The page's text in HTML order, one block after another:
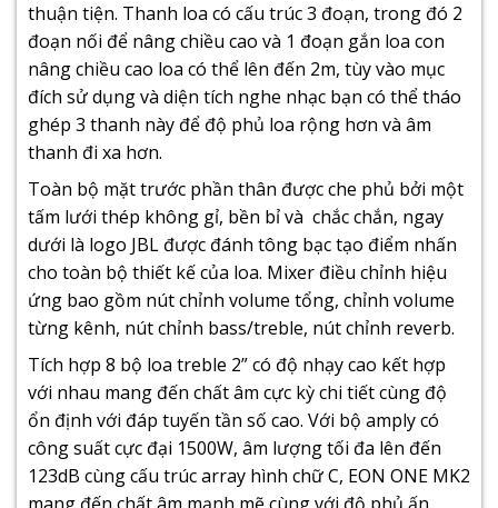
thuận tiện. Thanh loa có cấu trúc 3 đoạn, trong đó 2
đoạn nối để nâng chiều cao và 1 đoạn gắn loa con
nâng chiều cao loa có thể lên đến 2m, tùy vào mục
đích sử dụng và diện tích nghe nhạc bạn có thể tháo
ghép 3 thanh này để độ phủ loa rộng hơn và âm
thanh đi xa hơn.
Toàn bộ mặt trước phần thân được che phủ bởi một
tấm lưới thép không gỉ, bền bỉ và chắc chắn, ngay
dưới là logo JBL được đánh tông bạc tạo điểm nhấn
cho toàn bộ thiết kế của loa. Mixer điều chỉnh hiệu
ứng bao gồm nút chỉnh volume tổng, chỉnh volume
từng kênh, nút chỉnh bass/treble, nút chỉnh reverb.
Tích hợp 8 bộ loa treble 2” có độ nhạy cao kết hợp
với nhau mang đến chất âm cực kỳ chi tiết cùng độ
ổn định với đáp tuyến tần số cao. Với bộ amply có
công suất cực đại 1500W, âm lượng tối đa lên đến
123dB cùng cấu trúc array hình chữ C, EON ONE MK2